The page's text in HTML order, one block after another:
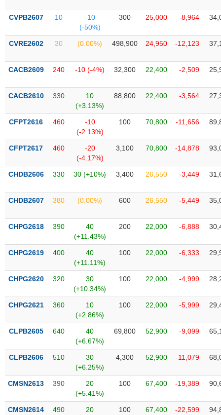
CVPB2607 10
-10
(-50%)
300 25,000 -8,964
CVRE2602 30 (0.00%) 498,900 24,950 -12,123
CACB2609 240 -10 (-4%) 32,300 22,400 -2,509
CACB2610 330
10
(+3.13%)
88,800 22,400 -3,564
CFPT2616 460
-10
(-2.13%)
100 70,800 -11,656
CFPT2617 460
-20
(-4.17%)
3,100 70,800 -14,878
CHDB2606 330 30 (+10%) 3,400 26,550 -3,449
CHDB2607 380 (0.00%) 600 26,550 -5,449
CHPG2618 390
40
(+11.43%)
200 22,000 -6,888
CHPG2619 400
40
(+11.11%)
100 22,000 -6,333
CHPG2620 320
30
(+10.34%)
100 22,000 -4,999
CHPG2621 360
10
(+2.86%)
100 22,000 -5,999
CLPB2605 640
40
(+6.67%)
69,800 52,900 -9,099
CLPB2606 510
30
(+6.25%)
4,300 52,900 -11,079
CMSN2613 390
20
(+5.41%)
100 67,400 -19,389
CMSN2614 490
20
100 67,400 -22,599
SỨC
TÀI
TIN
VỤ
THÔNG
TIỆN
ÍCH
BẤT
SẢN
Mã
chứng